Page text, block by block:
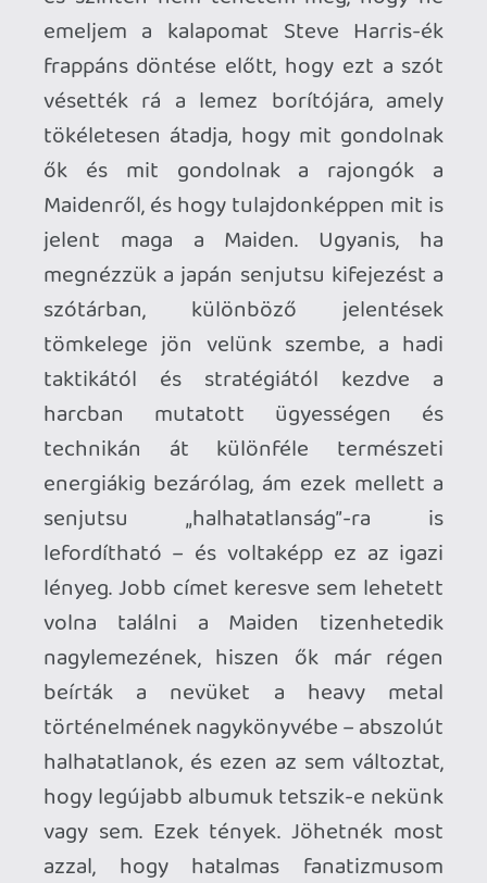
lényeg. Jobb címet keresve sem lehetett
volna találni a Maiden tizenhetedik
nagylemezének, hiszen ők már régen
beírták a nevüket a heavy metal
történelmének nagykönyvébe – abszolút
halhatatlanok, és ezen az sem változtat,
hogy legújabb albumuk tetszik-e nekünk
vagy sem. Ezek tények. Jöhetnék most
azzal, hogy hatalmas fanatizmusom
ellenére egyáltalán nem a Maiden a
kedvenc zenekarom, de ebben a
helyzetben ez legalább akkora badarság
lenne, mint azt állítani, hogy a
már pusztán alanyi jogon is megérdemli a
tiszteletet, mivel egy olyan banda neve
alatt jött ki, akik már réges-régen
bebizonyították, hogy mind együtt, mint
külön-külön is korszakos zsenik, és
értékelni kell, hogy ennyi év után még
mindig képesek alkotni és itt vannak
velünk, valamint hogy le tudnak tenni az
asztalra egy tíz dalból álló nagylemezt –
mindkettő badarság lenne, de mégis
mindkettő igaz.